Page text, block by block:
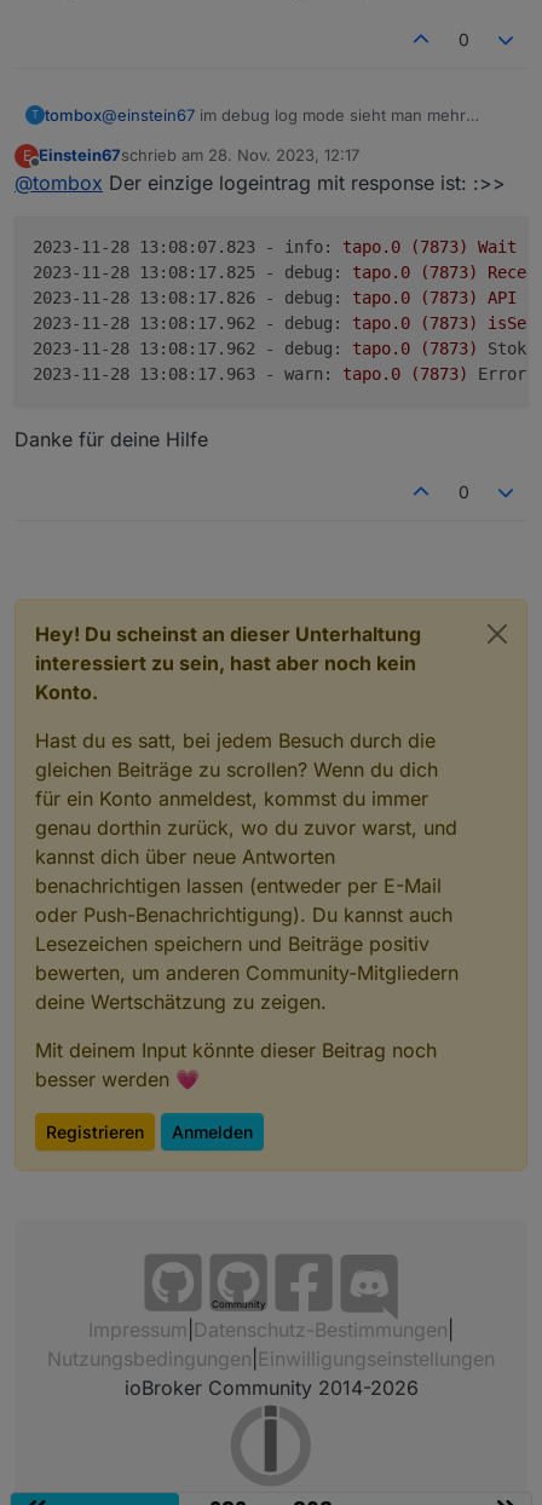
0
T tombox@einstein67 im debug log mode sieht man mehr
E
Offline
Einstein67schrieb am 28. Nov. 2023, 12:17
zuletzt editiert von
@tombox Der einzige logeintrag mit response ist: :>>
2023-11-28 13:08:07.823 - info: tapo.0 (7873) Wait
2023-11-28 13:08:17.825 - debug:
tapo.0 (7873)
2023-11-28 13:08:17.826 - debug:
tapo.0 (7873) API
2023-11-28 13:08:17.962 - debug:
tapo.0 (7873)
2023-11-28 13:08:17.962 - debug:
tapo.0 (7873)
2023-11-28 13:08:17.963 - warn:
tapo.0 (7873) Error:
Danke für deine Hilfe
0
Hey! Du scheinst an dieser Unterhaltung
interessiert zu sein, hast aber noch kein
Konto.
Hast du es satt, bei jedem Besuch durch die
gleichen Beiträge zu scrollen? Wenn du dich
für ein Konto anmeldest, kommst du immer
genau dorthin zurück, wo du zuvor warst, und
kannst dich über neue Antworten
benachrichtigen lassen (entweder per E-Mail
oder Push-Benachrichtigung). Du kannst auch
Lesezeichen speichern und Beiträge positiv
bewerten, um anderen Community-Mitgliedern
deine Wertschätzung zu zeigen.
Mit deinem Input könnte dieser Beitrag noch
besser werden 💗
Registrieren Anmelden
Community
Impressum Datenschutz-Bestimmungen
Nutzungsbedingungen Einwilligungseinstellungen
ioBroker Community 2014-2026